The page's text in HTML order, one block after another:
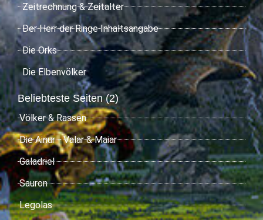
Zeitrechnung & Zeitalter
Der Herr der Ringe Inhaltsangabe
Die Orks
Die Elbenvölker
Beliebteste Seiten (2)
Völker & Rassen
Die Ainur - Valar & Maiar
Galadriel
Sauron
Legolas